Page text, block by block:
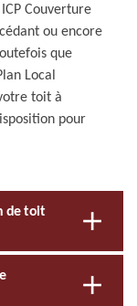
Couverture
ou encore
que
Local
toit à
pour
de toit